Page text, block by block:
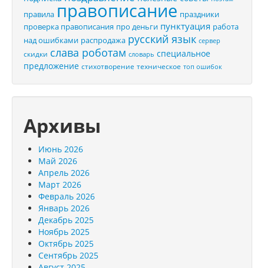
правила правописание праздники
проверка правописания про деньги пунктуация работа
над ошибками распродажа русский язык сервер
скидки слава роботам словарь специальное
предложение стихотворение техническое топ ошибок
Архивы
Июнь 2026
Май 2026
Апрель 2026
Март 2026
Февраль 2026
Январь 2026
Декабрь 2025
Ноябрь 2025
Октябрь 2025
Сентябрь 2025